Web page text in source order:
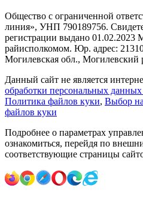
Общество с ограниченной
линия», УНП 790189756.
регистрации выдано 01.02.2023
райисполкомом. Юр. адрес:
Могилевская обл., Могилевский
Данный сайт не является
обработки персональных данных
Политика файлов куки, Выбор
файлов куки
Подробнее о параметрах
ознакомиться, перейдя по
соответствующие страницы